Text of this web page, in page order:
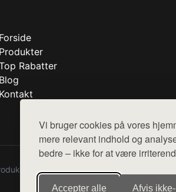
Vi bruger cookies på vores
mere relevant indhold og
bedre – ikke for at være
Accepter alle Afvis
Forside
Produkter
Rabatter
Blog
Kontakt
fra diverse webshops. Der sælges